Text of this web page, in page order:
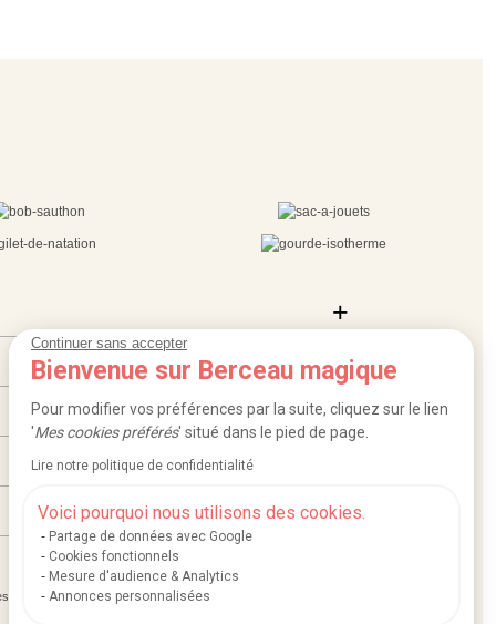
Continuer sans accepter
Bienvenue sur Berceau magique
Pour modifier vos préférences par la suite, cliquez sur le lien
'Mes cookies préférés' situé dans le pied de page.
Lire notre politique de confidentialité
Voici pourquoi nous utilisons des cookies.
Partage de données avec Google
Cookies fonctionnels
Mesure d'audience & Analytics
Annonces personnalisées
Mentions légales et crédits|Conditions générales de ventes